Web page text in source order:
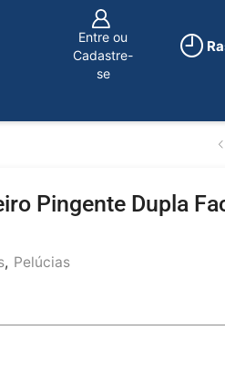
Entre ou
Cadastre-
se
Pingente Dupla
, Pelúcias